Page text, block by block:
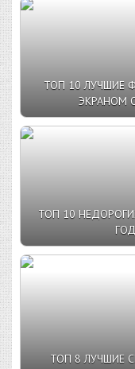
ТОП 10 ЛУЧШИЕ
ЭКРАНОМ
ТОП 10
ТОП 8 ЛУЧШИЕ